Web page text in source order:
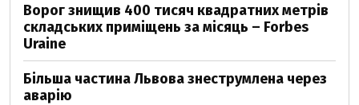
Ворог знищив 400 тисяч квадратних метрів
складських приміщень за місяць – Forbes
Uraine
Більша частина Львова знеструмлена через
аварію